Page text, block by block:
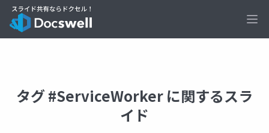
タグ #ServiceWorker に関するスラ
イド